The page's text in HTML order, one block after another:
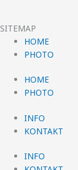
SITEMAP
HOME
PHOTO
HOME
PHOTO
INFO
KONTAKT
INFO